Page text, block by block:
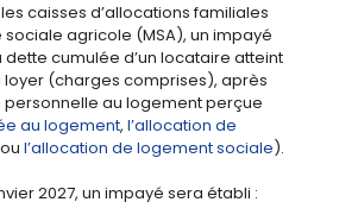
caisses d’allocations familiales
sociale agricole (MSA), un impayé
cumulée d’un locataire atteint
loyer (charges comprises), après
personnelle au logement perçue
au logement, l’allocation de
ou l’allocation de logement sociale).
2027, un impayé sera établi :